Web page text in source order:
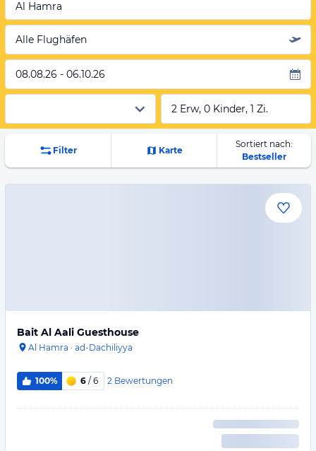
Al Hamra
Alle Flughäfen
08.08.26 - 06.10.26
2 Erw, 0 Kinder, 1 Zi.
Filter Karte
Sortiert nach:
Bestseller
Bait Al Aali Guesthouse
Al Hamra · ad-Dachiliyya
100% 6 / 6 2 Bewertungen